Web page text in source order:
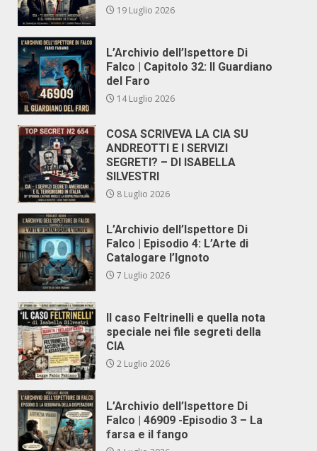
19 Luglio 2026
L’Archivio dell’Ispettore Di
Falco | Capitolo 32: Il Guardiano
del Faro
14 Luglio 2026
COSA SCRIVEVA LA CIA SU
ANDREOTTI E I SERVIZI
SEGRETI? – DI ISABELLA
SILVESTRI
8 Luglio 2026
L’Archivio dell’Ispettore Di
Falco | Episodio 4: L’Arte di
Catalogare l’Ignoto
7 Luglio 2026
Il caso Feltrinelli e quella nota
speciale nei file segreti della
CIA
2 Luglio 2026
L’Archivio dell’Ispettore Di
Falco | 46909 -Episodio 3 – La
farsa e il fango